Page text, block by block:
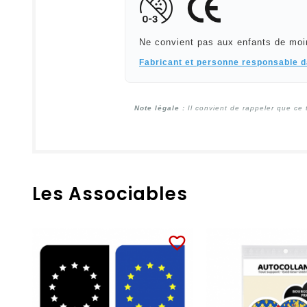
Ne convient pas aux enfants de
Fabricant et personne responsable
Note légale : Il convient de rappeler que ce
Les Associables
favorite_border